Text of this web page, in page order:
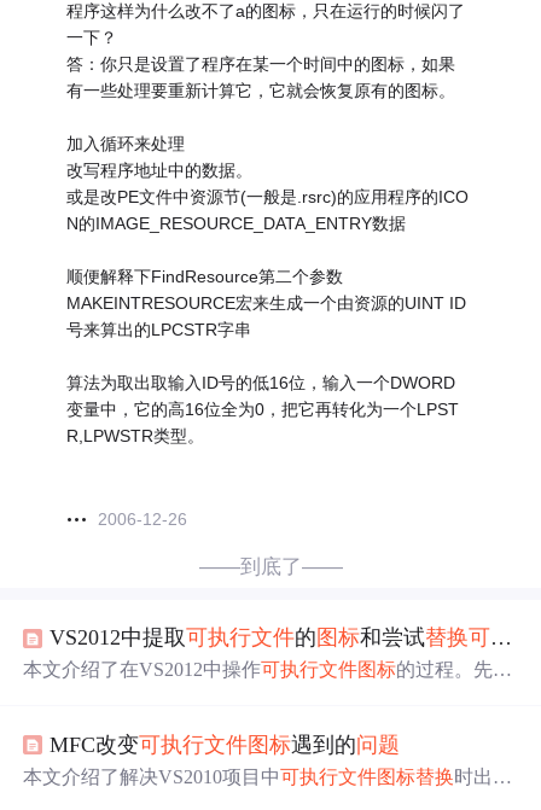
程序这样为什么改不了a的图标，只在运行的时候闪了
一下？
答：你只是设置了程序在某一个时间中的图标，如果
有一些处理要重新计算它，它就会恢复原有的图标。
加入循环来处理
改写程序地址中的数据。
或是改PE文件中资源节(一般是.rsrc)的应用程序的ICO
N的IMAGE_RESOURCE_DATA_ENTRY数据
顺便解释下FindResource第二个参数
MAKEINTRESOURCE宏来生成一个由资源的UINT ID
号来算出的LPCSTR字串
算法为取出取输入ID号的低16位，输入一个DWORD
变量中，它的高16位全为0，把它再转化为一个LPST
R,LPWSTR类型。
2006-12-26
——到底了——
VS2012中提取可执行文件的 图标和尝试替换可执行文件
本文介绍了在VS2012中操作可执行文件图标的过程。先通
无重命名功能，文件名会自动命名且属性框不可更改，无
法直接替换，早期VC6或许可行。
MFC改变可执行文件图标遇到的问题
本文介绍了解决VS2010项目中可执行文件图标替换时出现